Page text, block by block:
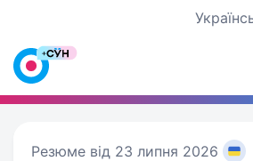
Резюме від 23 липня 2026